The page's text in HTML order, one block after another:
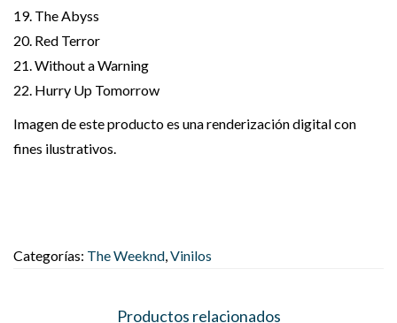
19. The Abyss
20. Red Terror
21. Without a Warning
22. Hurry Up Tomorrow
Imagen de este producto es una renderización digital con
fines ilustrativos.
Categorías: The Weeknd,Vinilos
Productos relacionados